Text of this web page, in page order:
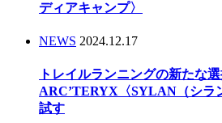
ディアキャンプ〉
NEWS 2024.12.17
トレイルランニングの新たな
ARC’TERYX〈SYLAN（シラ
試す